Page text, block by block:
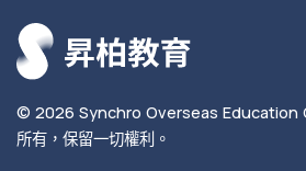
© 2026 Synchro Overseas Education
所有，保留一切權利。